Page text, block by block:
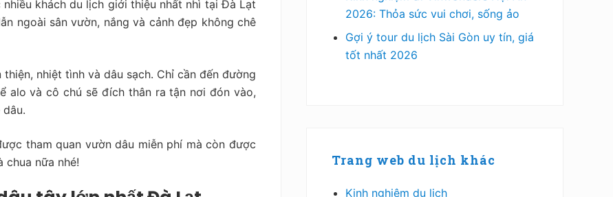
khách du lịch giới thiệu nhất nhì tại Đà Lạt
ngoài sân vườn, nắng và cảnh đẹp không chê
nhiệt tình và dâu sạch. Chỉ cần đến đường
alo và cô chú sẽ đích thân ra tận nơi đón vào,
tham quan vườn dâu miễn phí mà còn được
chua nữa nhé!
2026: Thỏa sức vui chơi, sống ảo
Gợi ý tour du lịch Sài Gòn uy tín, giá
tốt nhất 2026
Trang web du lịch khác
Kinh nghiệm du lịch